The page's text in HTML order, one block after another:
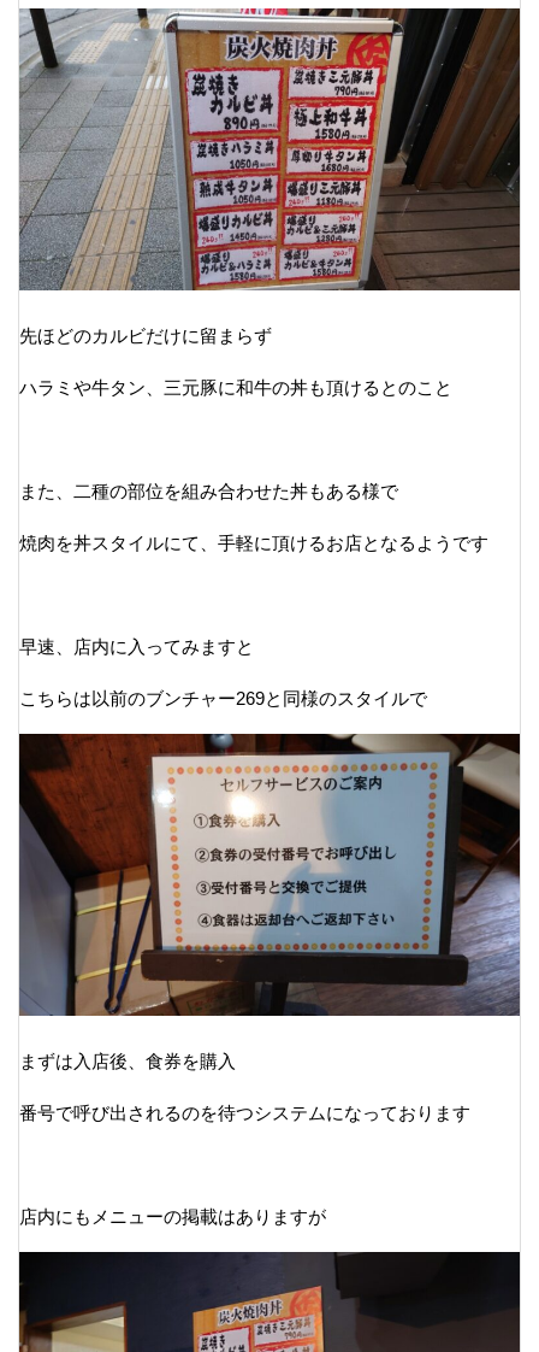
先ほどのカルビだけに留まらず
ハラミや牛タン、三元豚に和牛の丼も頂けるとのこと
また、二種の部位を組み合わせた丼もある様で
焼肉を丼スタイルにて、手軽に頂けるお店となるようです
早速、店内に入ってみますと
こちらは以前のブンチャー269と同様のスタイルで
まずは入店後、食券を購入
番号で呼び出されるのを待つシステムになっております
店内にもメニューの掲載はありますが